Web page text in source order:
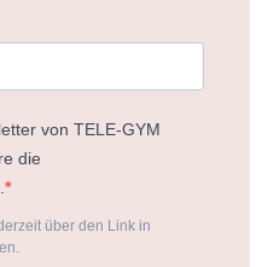
von TELE-GYM
die
über den Link in